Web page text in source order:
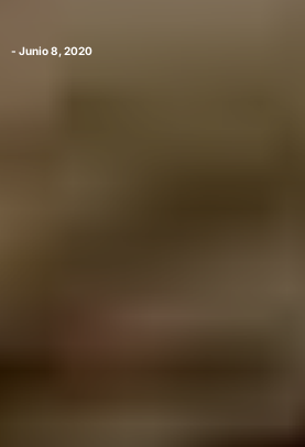
- Junio 8, 2020